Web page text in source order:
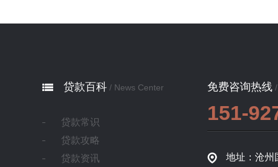
免费咨询热线
151-
地址：沧州
贷款百科/ News Center
贷款常识
贷款攻略
贷款资讯